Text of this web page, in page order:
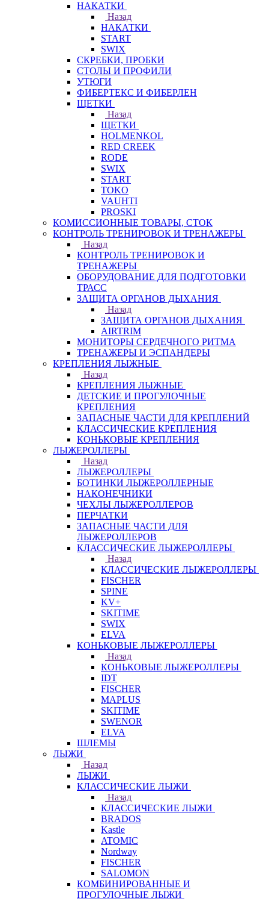
НАКАТКИ
Назад
НАКАТКИ
START
SWIX
СКРЕБКИ, ПРОБКИ
СТОЛЫ И ПРОФИЛИ
УТЮГИ
ФИБЕРТЕКС И ФИБЕРЛЕН
ЩЕТКИ
Назад
ЩЕТКИ
HOLMENKOL
RED CREEK
RODE
SWIX
START
TOKO
VAUHTI
PROSKI
КОМИССИОННЫЕ ТОВАРЫ, СТОК
КОНТРОЛЬ ТРЕНИРОВОК И ТРЕНАЖЕРЫ
Назад
КОНТРОЛЬ ТРЕНИРОВОК И
ТРЕНАЖЕРЫ
ОБОРУДОВАНИЕ ДЛЯ ПОДГОТОВКИ
ТРАСС
ЗАЩИТА ОРГАНОВ ДЫХАНИЯ
Назад
ЗАЩИТА ОРГАНОВ ДЫХАНИЯ
AIRTRIM
МОНИТОРЫ СЕРДЕЧНОГО РИТМА
ТРЕНАЖЕРЫ И ЭСПАНДЕРЫ
КРЕПЛЕНИЯ ЛЫЖНЫЕ
Назад
КРЕПЛЕНИЯ ЛЫЖНЫЕ
ДЕТСКИЕ И ПРОГУЛОЧНЫЕ
КРЕПЛЕНИЯ
ЗАПАСНЫЕ ЧАСТИ ДЛЯ КРЕПЛЕНИЙ
КЛАССИЧЕСКИЕ КРЕПЛЕНИЯ
КОНЬКОВЫЕ КРЕПЛЕНИЯ
ЛЫЖЕРОЛЛЕРЫ
Назад
ЛЫЖЕРОЛЛЕРЫ
БОТИНКИ ЛЫЖЕРОЛЛЕРНЫЕ
НАКОНЕЧНИКИ
ЧЕХЛЫ ЛЫЖЕРОЛЛЕРОВ
ПЕРЧАТКИ
ЗАПАСНЫЕ ЧАСТИ ДЛЯ
ЛЫЖЕРОЛЛЕРОВ
КЛАССИЧЕСКИЕ ЛЫЖЕРОЛЛЕРЫ
Назад
КЛАССИЧЕСКИЕ ЛЫЖЕРОЛЛЕРЫ
FISCHER
SPINE
KV+
SKITIME
SWIX
ELVA
КОНЬКОВЫЕ ЛЫЖЕРОЛЛЕРЫ
Назад
КОНЬКОВЫЕ ЛЫЖЕРОЛЛЕРЫ
IDT
FISCHER
MAPLUS
SKITIME
SWENOR
ELVA
ШЛЕМЫ
ЛЫЖИ
Назад
ЛЫЖИ
КЛАССИЧЕСКИЕ ЛЫЖИ
Назад
КЛАССИЧЕСКИЕ ЛЫЖИ
BRADOS
Kastle
ATOMIC
Nordway
FISCHER
SALOMON
КОМБИНИРОВАННЫЕ И
ПРОГУЛОЧНЫЕ ЛЫЖИ